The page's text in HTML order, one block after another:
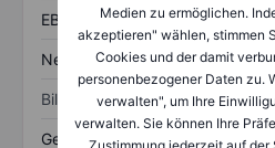
Medien zu ermöglichen.
akzeptieren" wählen, stimmen
Cookies und der damit
personenbezogener Daten zu.
verwalten", um Ihre
verwalten. Sie können Ihre
EBITDA
Nettoeinkommen
Bilanz
Gesamtvermögen